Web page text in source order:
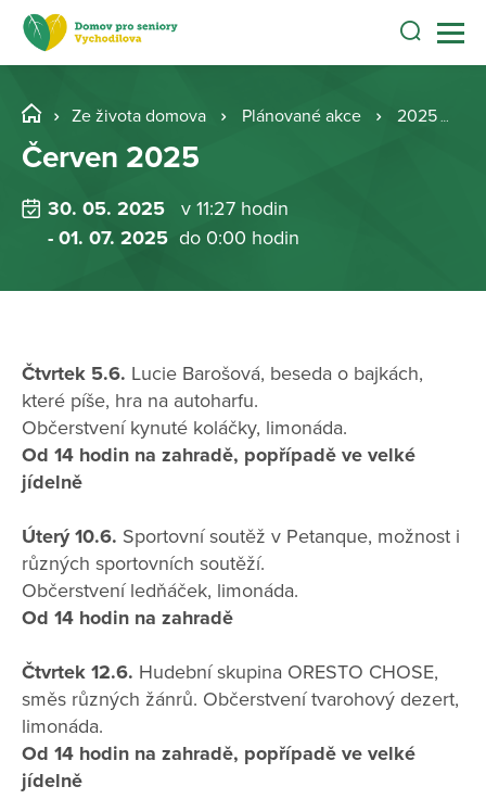
Ze života domova Plánované akce 2025
Červen 2025
30. 05. 2025
v 11:27 hodin
- 01. 07. 2025 do 0:00 hodin
Čtvrtek 5.6. Lucie Barošová, beseda o bajkách,
které píše, hra na autoharfu.
Občerstvení kynuté koláčky, limonáda.
Od 14 hodin na zahradě, popřípadě ve velké
jídelně
Úterý 10.6. Sportovní soutěž v Petanque, možnost i
různých sportovních soutěží.
Občerstvení ledňáček, limonáda.
Od 14 hodin na zahradě
Čtvrtek 12.6. Hudební skupina ORESTO CHOSE,
směs různých žánrů. Občerstvení tvarohový dezert,
limonáda.
Od 14 hodin na zahradě, popřípadě ve velké
jídelně